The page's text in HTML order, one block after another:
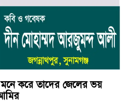
মনে করে তাদের জেলের ভয়